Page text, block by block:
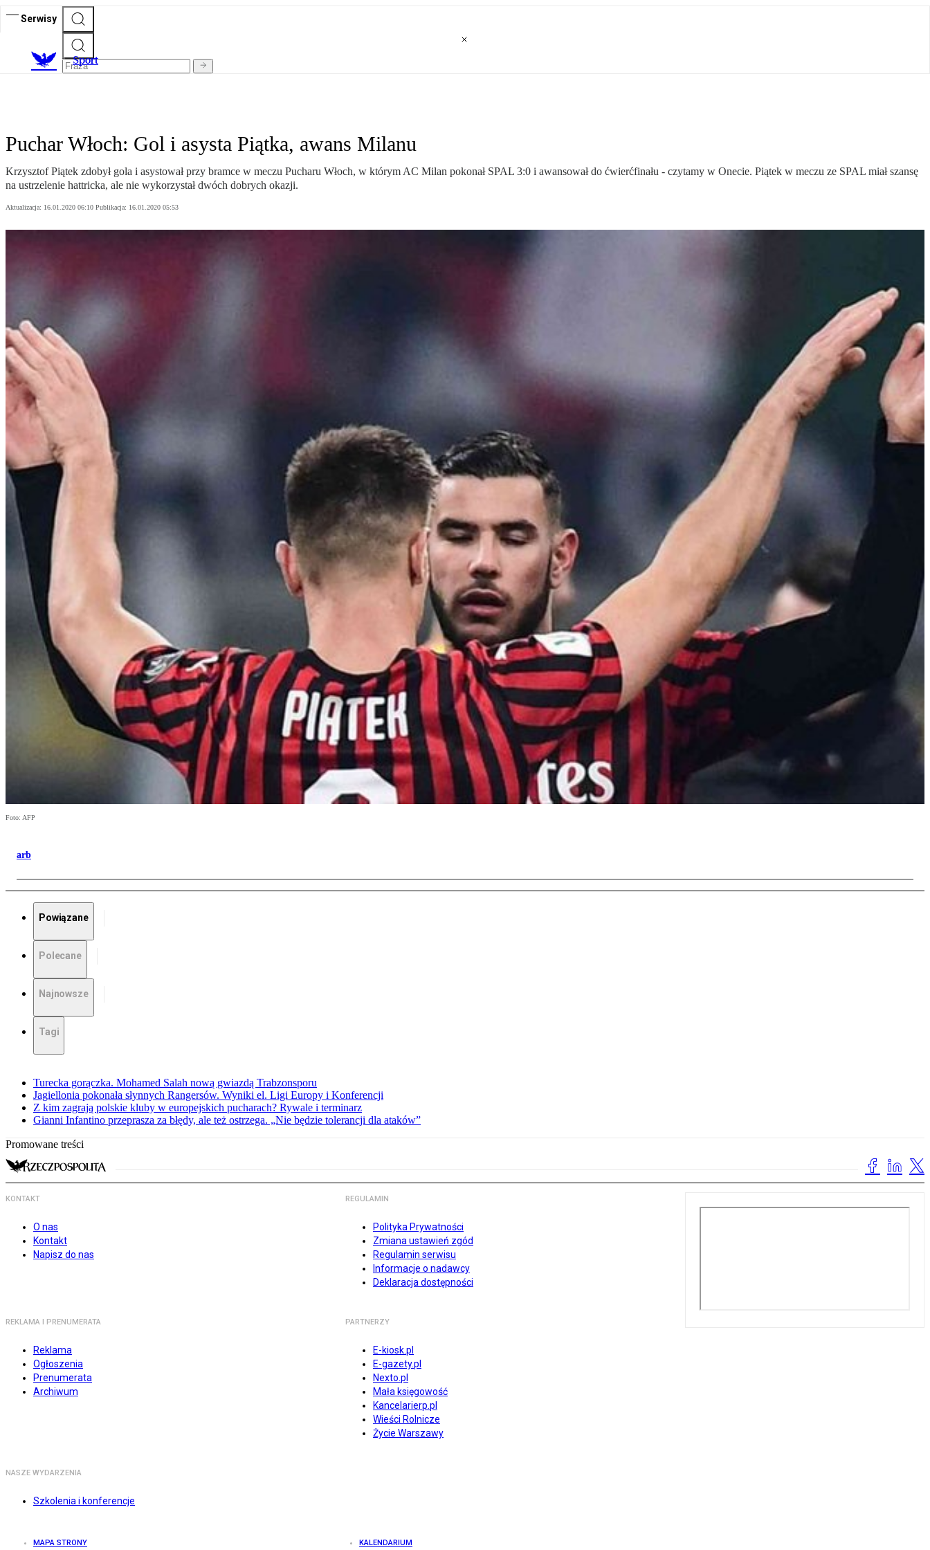
Serwisy
Sport
Puchar Włoch: Gol i asysta Piątka, awans Milanu
Krzysztof Piątek zdobył gola i asystował przy bramce w meczu Pucharu Włoch, w którym AC Milan pokonał SPAL 3:0 i awansował do ćwierćfinału - czytamy w Onecie. Piątek w meczu ze SPAL miał szansę
na ustrzelenie hattricka, ale nie wykorzystał dwóch dobrych okazji.
Aktualizacja: 16.01.2020 06:10 Publikacja: 16.01.2020 05:53
Foto: AFP
arb
Powiązane
Polecane
Najnowsze
Tagi
Turecka gorączka. Mohamed Salah nową gwiazdą Trabzonsporu
Jagiellonia pokonała słynnych Rangersów. Wyniki el. Ligi Europy i Konferencji
Z kim zagrają polskie kluby w europejskich pucharach? Rywale i terminarz
Gianni Infantino przeprasza za błędy, ale też ostrzega. „Nie będzie tolerancji dla ataków”
Promowane treści
KONTAKT
O nas
Kontakt
Napisz do nas
REGULAMIN
Polityka Prywatności
Zmiana ustawień zgód
Regulamin serwisu
Informacje o nadawcy
Deklaracja dostępności
REKLAMA I PRENUMERATA
Reklama
Ogłoszenia
Prenumerata
Archiwum
PARTNERZY
E-kiosk.pl
E-gazety.pl
Nexto.pl
Mała księgowość
Kancelarierp.pl
Wieści Rolnicze
Życie Warszawy
NASZE WYDARZENIA
Szkolenia i konferencje
MAPA STRONY KALENDARIUM